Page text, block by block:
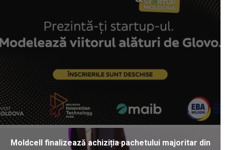
Moldcell finalizează achiziția pachetului majoritar din